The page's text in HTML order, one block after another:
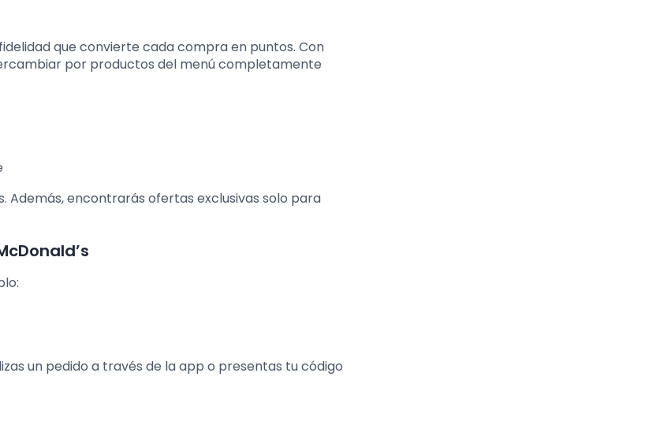
que convierte cada compra en puntos. Con
por productos del menú completamente
Además, encontrarás ofertas exclusivas solo para
un pedido a través de la app o presentas tu código